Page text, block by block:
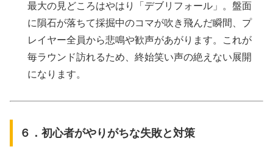
最大の見どころはやはり「デブリフォール」。盤面
に隕石が落ちて採掘中のコマが吹き飛んだ瞬間、プ
レイヤー全員から悲鳴や歓声があがります。これが
毎ラウンド訪れるため、終始笑い声の絶えない展開
になります。
６．初心者がやりがちな失敗と対策